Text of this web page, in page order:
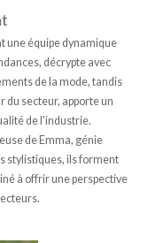
une équipe dynamique
décrypte avec
de la mode, tandis
du secteur, apporte un
de l'industrie.
de Emma, génie
stylistiques, ils forment
à offrir une perspective